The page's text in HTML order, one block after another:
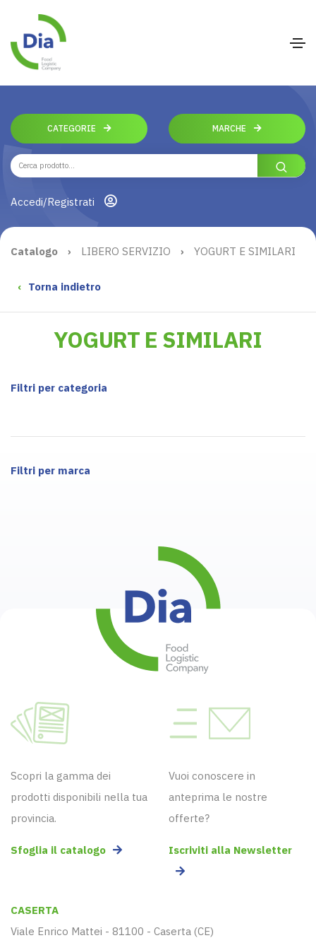
CATEGORIE MARCHE
Accedi/Registrati
Catalogo › LIBERO SERVIZIO › YOGURT E SIMILARI
‹ Torna indietro
YOGURT E SIMILARI
Filtri per categoria
Filtri per marca
Scopri la gamma dei
prodotti disponibili nella tua
provincia.
Sfoglia il catalogo
Vuoi conoscere in
anteprima le nostre
offerte?
Iscriviti alla Newsletter
CASERTA
Viale Enrico Mattei - 81100 - Caserta (CE)